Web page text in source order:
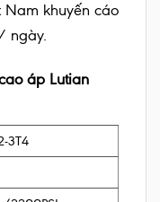
Nam khuyến cáo
ngày.
áp Lutian
3T4